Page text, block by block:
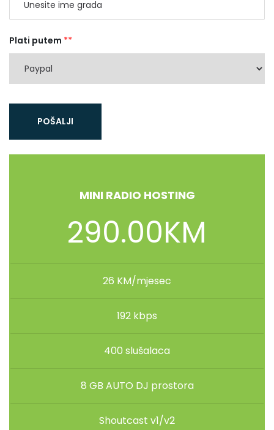
Plati putem **
POŠALJI
MINI RADIO HOSTING
290.00KM
26 KM/mjesec
192 kbps
400 slušalaca
8 GB AUTO DJ prostora
Shoutcast v1/v2